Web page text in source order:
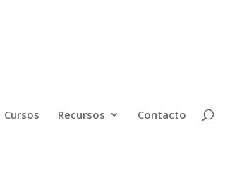
Cursos Recursos Contacto